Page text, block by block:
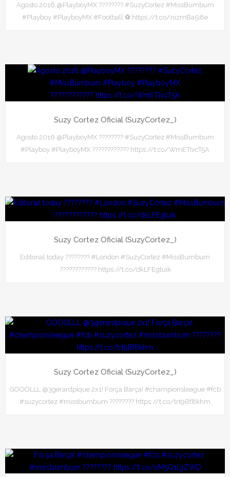
Agosto 2016 @PlayboyMX ???????? #SuzyCortez #MissBumbum
#Playboy #PlayboyMX #Football ⚽ https://t.co/nizmBa5i8e
Suzy Cortez Oficial (SuzyCortez_)
Agosto 2016 @PlayboyMX ???????? #SuzyCortez #MissBumbum
#Playboy #PlayboyMX ???????????? https://t.co/WmETIvcT5A
Suzy Cortez Oficial (SuzyCortez_)
Editorial today ???????? #London #SuzyCortez #MissBumbum
???????????? https://t.co/dkLFEgtuik
Suzy Cortez Oficial (SuzyCortez_)
GOOOLLL @3gerardpique 2x1! Força Barça! #championsleague #fcb
#suzycortez #missbumbum ???????? https://t.co/trt9Bf8khm